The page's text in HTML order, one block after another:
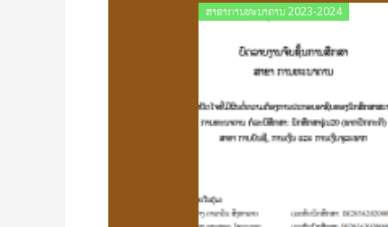
ສາຂາການທະນາຄານ 2023-2024
Posted
on